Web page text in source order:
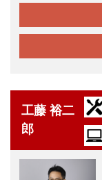
工藤 裕二
郎